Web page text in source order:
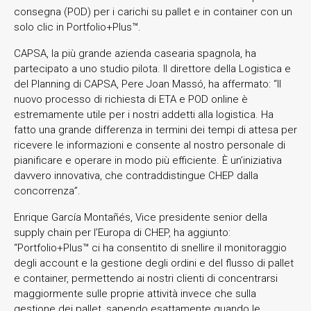
consegna (POD) per i carichi su pallet e in container con un
solo clic in Portfolio+Plus™.
CAPSA, la più grande azienda casearia spagnola, ha
partecipato a uno studio pilota. Il direttore della Logistica e
del Planning di CAPSA, Pere Joan Massó, ha affermato: “Il
nuovo processo di richiesta di ETA e POD online è
estremamente utile per i nostri addetti alla logistica. Ha
fatto una grande differenza in termini dei tempi di attesa per
ricevere le informazioni e consente al nostro personale di
pianificare e operare in modo più efficiente. È un’iniziativa
davvero innovativa, che contraddistingue CHEP dalla
concorrenza”.
Enrique García Montañés, Vice presidente senior della
supply chain per l’Europa di CHEP, ha aggiunto:
“Portfolio+Plus™ ci ha consentito di snellire il monitoraggio
degli account e la gestione degli ordini e del flusso di pallet
e container, permettendo ai nostri clienti di concentrarsi
maggiormente sulle proprie attività invece che sulla